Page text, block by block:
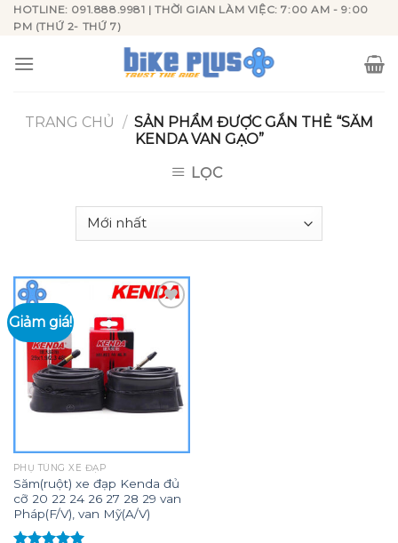
Skip
content
HOTLINE: 091.888.9981 | THỜI GIAN LÀM VIỆC: 7:00 AM - 9:00
PM (THỨ 2- THỨ 7)
TRANG CHỦ / SẢN PHẨM ĐƯỢC GẮN THẺ “SĂM
KENDA VAN GẠO”
LỌC
Giảm giá!
Add to
wishlist
PHỤ TÙNG XE ĐẠP
Săm(ruột) xe đạp Kenda đủ
cỡ 20 22 24 26 27 28 29 van
Pháp(F/V), van Mỹ(A/V)